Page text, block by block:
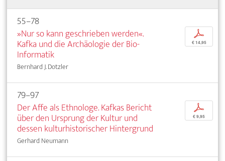
55–78
»Nur so kann geschrieben werden«.
Kafka und die Archäologie der Bio-
Informatik
Bernhard J. Dotzler
p
€ 14,95
79–97
Der Affe als Ethnologe. Kafkas Bericht
über den Ursprung der Kultur und
dessen kulturhistorischer Hintergrund
Gerhard Neumann
p
€ 9,95